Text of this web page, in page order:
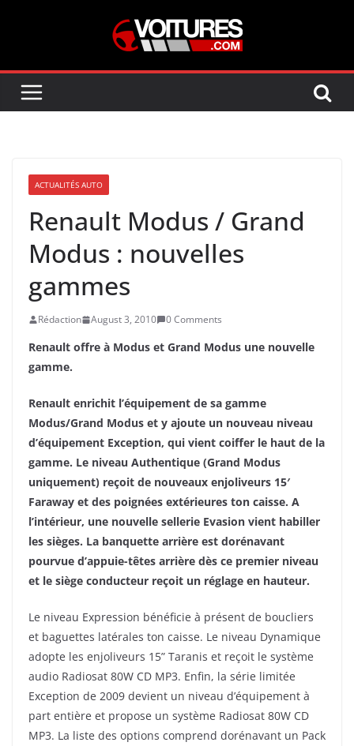
ACTUALITÉS AUTO
Renault Modus / Grand
Modus : nouvelles
gammes
Rédaction August 3, 2010 0 Comments
Renault offre à Modus et Grand Modus une nouvelle
gamme.
Renault enrichit l’équipement de sa gamme
Modus/Grand Modus et y ajoute un nouveau niveau
d’équipement Exception, qui vient coiffer le haut de la
gamme. Le niveau Authentique (Grand Modus
uniquement) reçoit de nouveaux enjoliveurs 15′
Faraway et des poignées extérieures ton caisse. A
l’intérieur, une nouvelle sellerie Evasion vient habiller
les sièges. La banquette arrière est dorénavant
pourvue d’appuie-têtes arrière dès ce premier niveau
et le siège conducteur reçoit un réglage en hauteur.
Le niveau Expression bénéficie à présent de boucliers
et baguettes latérales ton caisse. Le niveau Dynamique
adopte les enjoliveurs 15” Taranis et reçoit le système
audio Radiosat 80W CD MP3. Enfin, la série limitée
Exception de 2009 devient un niveau d’équipement à
part entière et propose un système Radiosat 80W CD
MP3. La liste des options comprend dorénavant un Pack